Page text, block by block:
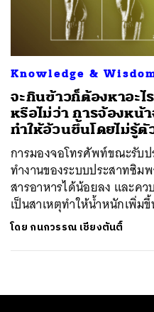
Knowledge &
จะกินข้าวก็ต้องหาอะ
หรือไม่ว่า การจ้องหน้
ทำให้อ้วนขึ้นโดยไม่รู้ตั
การมองจอโทรศัพท์ขณะรับป
ทำงานของระบบประสาทซิม
สารอาหารได้น้อยลง และค
เป็นสาเหตุทำให้น้ำหนักเพิ่ม
โดย กนกวรรณ เชียงตันติ์
SHARE